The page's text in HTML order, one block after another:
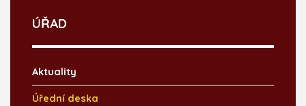
ÚŘAD
Aktuality
Úřední deska